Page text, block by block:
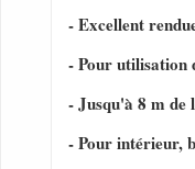
- Excellent
- Pour utilisation
- Jusqu'à 8 m de
- Pour intérieur,